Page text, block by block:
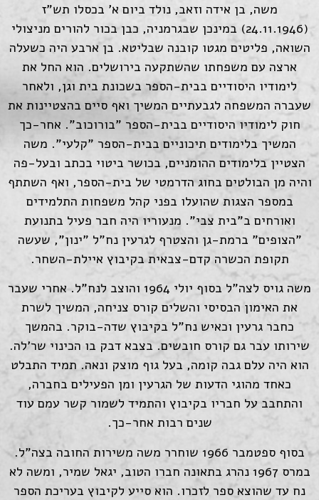
משה, בן אידה וזאב, נולד ביום א' בכסלו תש"ז
(24.11.1946) במינכן שבגרמניה, כבן בכור להורים מניצולי
השואה, פליטים מגטו קובנה שבליטא. בן ארבע היה כשעלה
ארצה עם משפחתו שהשתקעה בירושלים. הוא החל את
לימודיו היסודיים בבית-הספר בשכונת בית וגן, ולאחר
שעברה המשפחה לגבעתיים המשיך ואף סיים בהצטיינות את
חוק לימודיו היסודיים בבית-הספר "בורוכוב". אחר-כך
המשיך בלימודים תיכוניים בבית-הספר "קלעי". משה
הצטיין בלימודים ההומניים, בכושר ביטוי בכתב ובעל-פה
והיה מן הבולטים בחוג הדרמטי של בית-הספר, ואף השתתף
במספר הצגות שהועלו בפני קהל משפחות התלמידים
ואורחים ב"בית צבי". מנעוריו היה חבר פעיל בתנועת
"הצופים" ברמת-גן והצטרף לגרעין נח"ל "ינון", שעשה
תקופת הכשרה קדם-צבאית בקיבוץ איילת-השחר.
משה גויס לצה"ל בסוף יולי 1964 והוצב לנח"ל. אחרי שעבר
את האימון הבסיסי והשלים קורס צניחה, המשיך לשרת
כחבר גרעין וכאיש נח"ל בקיבוץ שדה-בוקר. בהמשך
שירותו עבר גם קורס חובשים. בצבא דבק בו הכינוי שר'לה.
הוא היה עלם גבה קומה, בעל גוף מוצק ונאה. תמיד התבלט
כאחד מהוגי הדעות של הגרעין ומן הפעילים בחברה,
והתחבב על חבריו בקיבוץ והתמיד לשמור קשר עמם עוד
שנים רבות אחר-כך.
בסוף ספטמבר 1966 שוחרר משה משירות החובה בצה"ל.
במרס 1967 נהרג בתאונה חברו הטוב, יגאל שמיר, ומשה לא
נח עד שהוצא ספר לזכרו. הוא סייע לקיבוץ בעריכת הספר